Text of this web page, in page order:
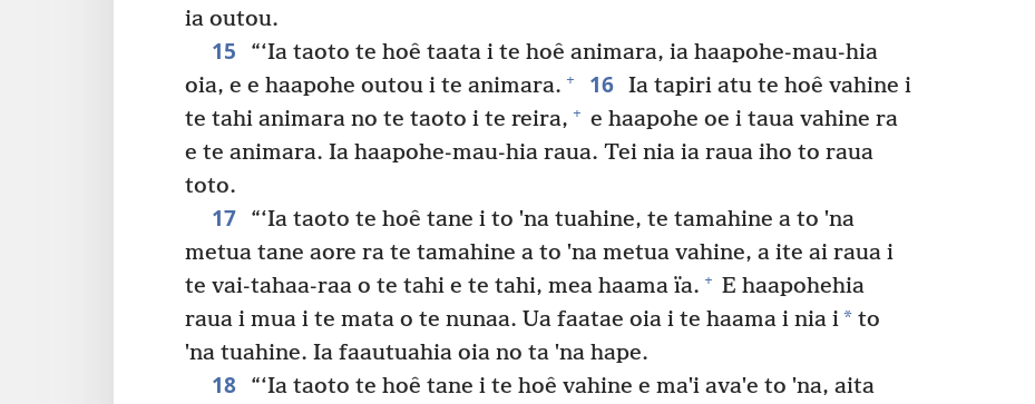
ia outou.
15
“‘Ia taoto te hoê taata i te hoê animara, ia haapohe-mau-hia
oia, e e haapohe outou i te animara. + 16 Ia tapiri atu te hoê vahine i
te tahi animara no te taoto i te reira, + e haapohe oe i taua vahine ra
e te animara. Ia haapohe-mau-hia raua. Tei nia ia raua iho to raua
toto.
17
“‘Ia taoto te hoê tane i to ˈna tuahine, te tamahine a to ˈna
metua tane aore ra te tamahine a to ˈna metua vahine, a ite ai raua i
te vai-tahaa-raa o te tahi e te tahi, mea haama ïa. + E haapohehia
raua i mua i te mata o te nunaa. Ua faatae oia i te haama i nia i* to
ˈna tuahine. Ia faautuahia oia no ta ˈna hape.
18
“‘Ia taoto te hoê tane i te hoê vahine e maˈi avaˈe to ˈna, aita